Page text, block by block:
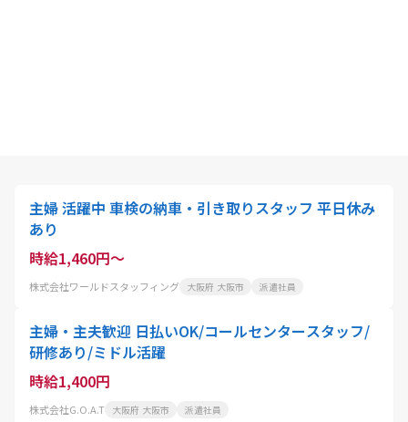
主婦 活躍中 車検の納車・引き取りスタッフ 平日休み
あり
時給1,460円～
株式会社ワールドスタッフィング 大阪府 大阪市 派遣社員
主婦・主夫歓迎 日払いOK/コールセンタースタッフ/
研修あり/ミドル活躍
時給1,400円
株式会社G.O.A.T 大阪府 大阪市 派遣社員